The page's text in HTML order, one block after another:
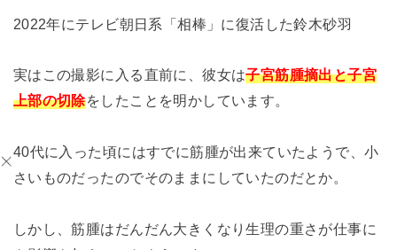
2022年にテレビ朝日系「相棒」に復活した鈴木砂羽
実はこの撮影に入る直前に、彼女は子宮筋腫摘出と子宮
上部の切除をしたことを明かしています。
40代に入った頃にはすでに筋腫が出来ていたようで、小
さいものだったのでそのままにしていたのだとか。
しかし、筋腫はだんだん大きくなり生理の重さが仕事に